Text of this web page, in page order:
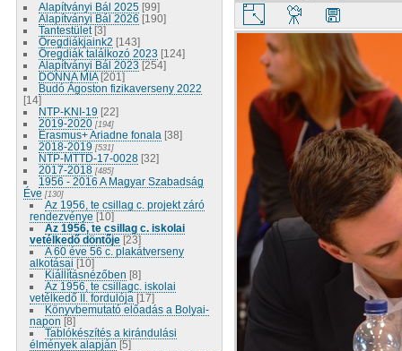
Alapítványi Bál 2025 [99]
Alapítványi Bál 2026 [190]
Tantestület [3]
Öregdiákjaink2 [143]
Öregdiák találkozó 2023 [124]
Alapítványi Bál 2023 [254]
DONNA MIA [201]
Budó Ágoston fizikaverseny 2022
[14]
NTP-KNI-19 [22]
2019-2020 [194]
Erasmus+ Ariadne fonala [38]
2018-2019 [531]
NTP-MTTD-17-0028 [32]
2017-2018 [485]
1956 - 2016 A Magyar Szabadság
Éve [130]
Az 1956, te csillag c. projekt záró
rendezvénye [10]
Az 1956, te csillag c. iskolai
vetélkedő döntője [23]
A 60 éve 56 c. plakátverseny
alkotásai [10]
Kiállításnézőben [8]
Az 1956, te csillagc. iskolai
vetélkedő II. fordulója [17]
Könyvbemutató előadás a Bolyai-
napon [8]
Tablókészítés a kirándulási
élmények alapján [5]